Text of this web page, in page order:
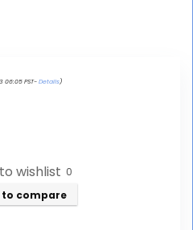
06:05 PST-Details)
wishlist 0
to compare